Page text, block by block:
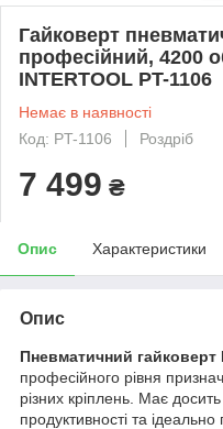
Гайковерт
професійний, 4200
INTERTOOL PT-1106
Немає в наявності
Код: PT-1106
Роздріб
7 499 ₴
Опис Характеристики
Опис
Пневматичний гайковерт
професійного рівня
різних кріплень. Має
продуктивності та